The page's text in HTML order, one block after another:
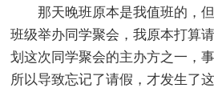
那天晚班原本是我值班的，
班级举办同学聚会，我原本打算
划这次同学聚会的主办方之一，
所以导致忘记了请假，才发生了